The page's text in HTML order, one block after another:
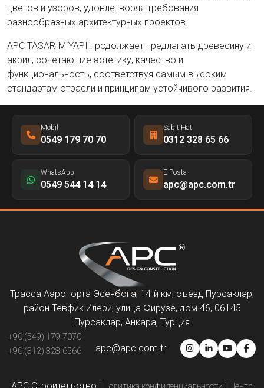
цветов и узоров, удовлетворяя требования
разнообразных архитектурных проектов.
APC TASARIM YAPI продолжает предлагать древесину и
акрил, сочетающие эстетику, качество и
функциональность, соответствуя самым высоким
стандартам отрасли и принципам устойчивого развития.
Mobil
0549 179 70 70
Sabit Hat
0312 328 65 66
WhatsApp
0549 544 14 14
E-Posta
apc@apc.com.tr
Трасса Аэропорта Эсенбога, 14-й км, съезд Пурсаклар,
район Тевфик Илери, улица Фирузе, дом 46, 06145
Пурсаклар, Анкара, Турция
+90 (549) 179-7070
+90 (312) 328-6566
apc@apc.com.tr